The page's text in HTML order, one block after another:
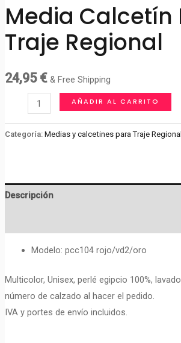
Media Calcetín
Traje Regional
24,95 € & Free Shipping
calcetín
para
cantidad
AÑADIR AL CARRITO
Categoría: Medias y calcetines para Traje Regional
Descripción
Modelo: pcc104 rojo/vd2/oro
Multicolor, Unisex, perlé egipcio 100%,
número de calzado al hacer el pedido.
IVA y portes de envío incluidos.